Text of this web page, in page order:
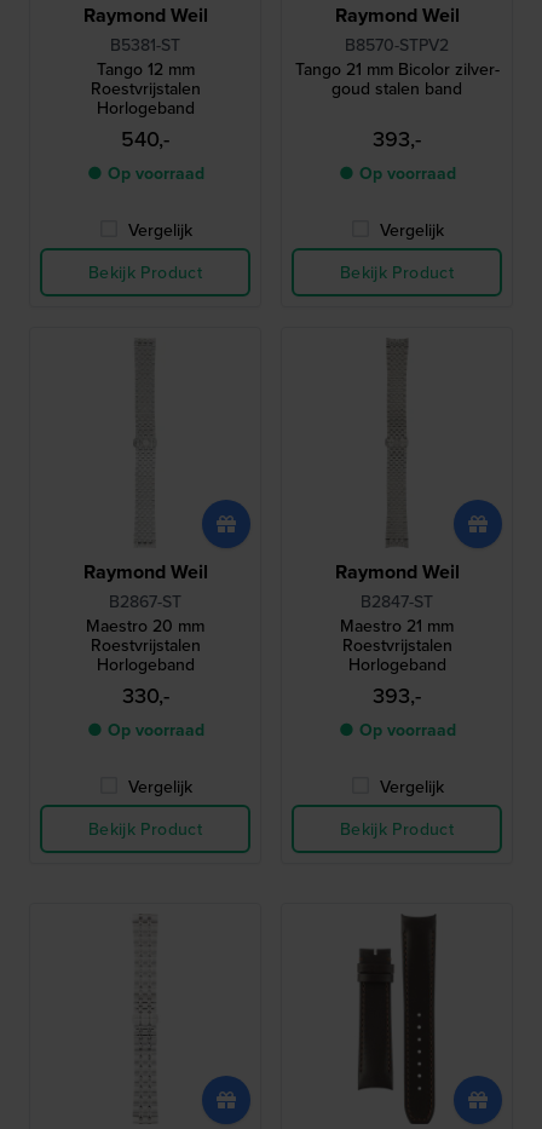
Raymond Weil
B5381-ST
Tango 12 mm
Roestvrijstalen
Horlogeband
540,-
● Op voorraad
Vergelijk
Bekijk Product
Raymond Weil
B8570-STPV2
Tango 21 mm Bicolor zilver-
goud stalen band
393,-
● Op voorraad
Vergelijk
Bekijk Product
Raymond Weil
B2867-ST
Maestro 20 mm
Roestvrijstalen
Horlogeband
330,-
● Op voorraad
Vergelijk
Bekijk Product
Raymond Weil
B2847-ST
Maestro 21 mm
Roestvrijstalen
Horlogeband
393,-
● Op voorraad
Vergelijk
Bekijk Product